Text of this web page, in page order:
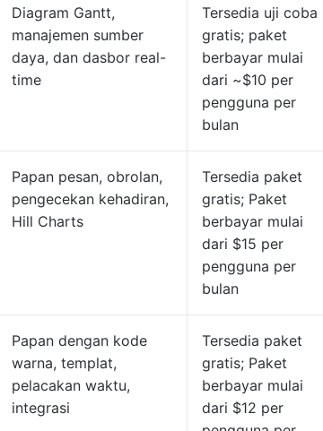
Diagram Gantt,
manajemen sumber
daya, dan dasbor real-
time
Tersedia uji coba
gratis; paket
berbayar mulai
dari ~$10 per
pengguna per
bulan
Papan pesan, obrolan,
pengecekan kehadiran,
Hill Charts
Tersedia paket
gratis; Paket
berbayar mulai
dari $15 per
pengguna per
bulan
Papan dengan kode
warna, templat,
pelacakan waktu,
integrasi
Tersedia paket
gratis; Paket
berbayar mulai
dari $12 per